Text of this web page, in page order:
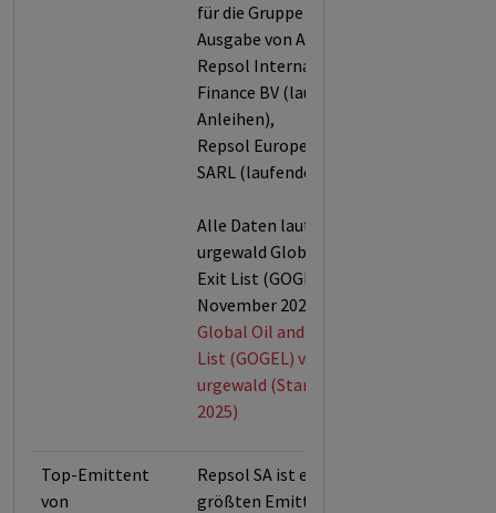
für die Gruppe (z.T.
Ausgabe von Anleihen):
Repsol International
Finance BV (laufende
Anleihen),
Repsol Europe Finance
SARL (laufende Anleihen).
Alle Daten laut der
urgewald Global Oil & Gas
Exit List (GOGEL, Stand:
November 2025).
Global Oil and Gas Exit
List (GOGEL) von
urgewald (Stand: Nov.
2025)
Top-Emittent
von
Repsol SA ist einer der
größten Emittenten von